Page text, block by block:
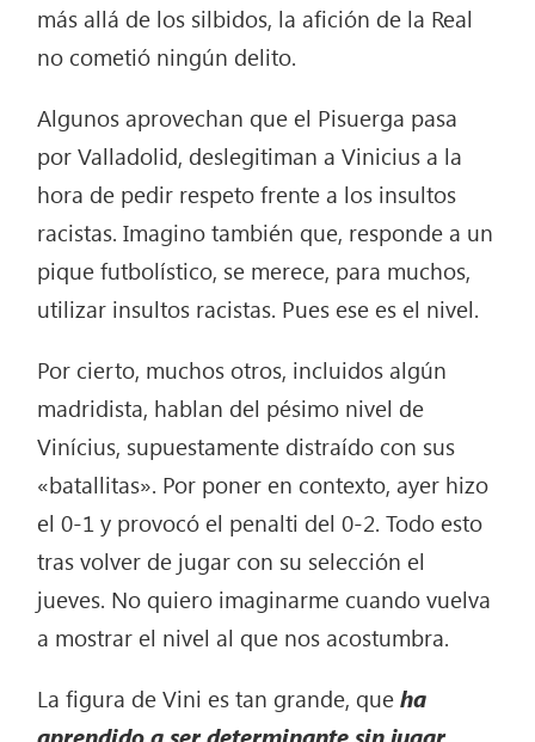
más allá de los silbidos, la afición de la Real
no cometió ningún delito.
Algunos aprovechan que el Pisuerga pasa
por Valladolid, deslegitiman a Vinicius a la
hora de pedir respeto frente a los insultos
racistas. Imagino también que, responde a un
pique futbolístico, se merece, para muchos,
utilizar insultos racistas. Pues ese es el nivel.
Por cierto, muchos otros, incluidos algún
madridista, hablan del pésimo nivel de
Vinícius, supuestamente distraído con sus
«batallitas». Por poner en contexto, ayer hizo
el 0-1 y provocó el penalti del 0-2. Todo esto
tras volver de jugar con su selección el
jueves. No quiero imaginarme cuando vuelva
a mostrar el nivel al que nos acostumbra.
La figura de Vini es tan grande, queha